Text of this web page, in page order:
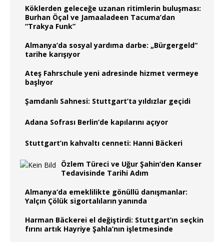
Köklerden geleceğe uzanan ritimlerin buluşması:
Burhan Öçal ve Jamaaladeen Tacuma’dan
“Trakya Funk”
Almanya’da sosyal yardıma darbe: „Bürgergeld“
tarihe karışıyor
Ateş Fahrschule yeni adresinde hizmet vermeye
başlıyor
Şamdanlı Sahnesi: Stuttgart’ta yıldızlar geçidi
Adana Sofrası Berlin’de kapılarını açıyor
Stuttgart’ın kahvaltı cenneti: Hanni Bäckeri
Özlem Türeci ve Uğur Şahin’den Kanser
Tedavisinde Tarihi Adım
Almanya‘da emeklilikte gönüllü danışmanlar:
Yalçın Çölük sigortalıların yanında
Harman Bäckerei el değiştirdi: Stuttgart’ın seçkin
fırını artık Hayriye Şahla’nın işletmesinde